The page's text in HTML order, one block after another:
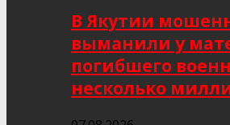
В Якутии
выманили у
погибшего
несколько